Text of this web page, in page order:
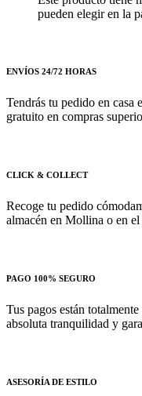
pueden elegir en la
ENVÍOS 24/72 HORAS
Tendrás tu pedido en casa
gratuito en compras
CLICK & COLLECT
Recoge tu pedido
almacén en Mollina o en
PAGO 100% SEGURO
Tus pagos están
absoluta tranquilidad y
ASESORÍA DE ESTILO